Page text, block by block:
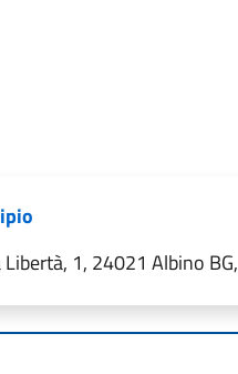
Libertà, 1, 24021 Albino